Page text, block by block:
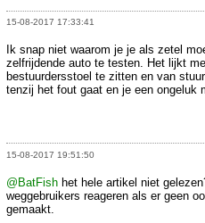
15-08-2017 17:33:41
Ik snap niet waarom je je als zetel
zelfrijdende auto te testen. Het lijkt
bestuurdersstoel te zitten en van
tenzij het fout gaat en je een ongeluk
15-08-2017 19:51:50
@BatFish het hele artikel niet
weggebruikers reageren als er geen
gemaakt.